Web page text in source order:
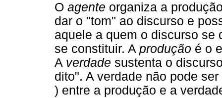
O agente organiza a
dar o "tom" ao discurso e
aquele a quem o discurso se
se constituir. A produção é o
A verdade sustenta o
dito". A verdade não pode
) entre a produção e a